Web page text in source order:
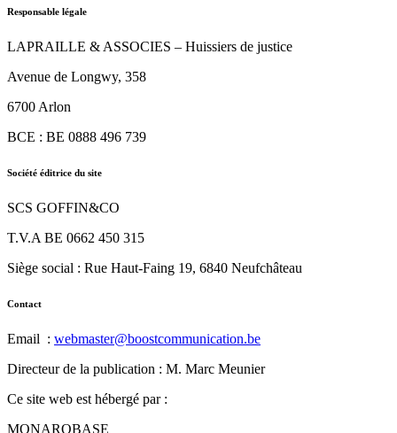
Responsable légale
LAPRAILLE & ASSOCIES – Huissiers de justice
Avenue de Longwy, 358
6700 Arlon
BCE : BE 0888 496 739
Société éditrice du site
SCS GOFFIN&CO
T.V.A BE 0662 450 315
Siège social : Rue Haut-Faing 19, 6840 Neufchâteau
Contact
Email : webmaster@boostcommunication.be
Directeur de la publication : M. Marc Meunier
Ce site web est hébergé par :
MONAROBASE